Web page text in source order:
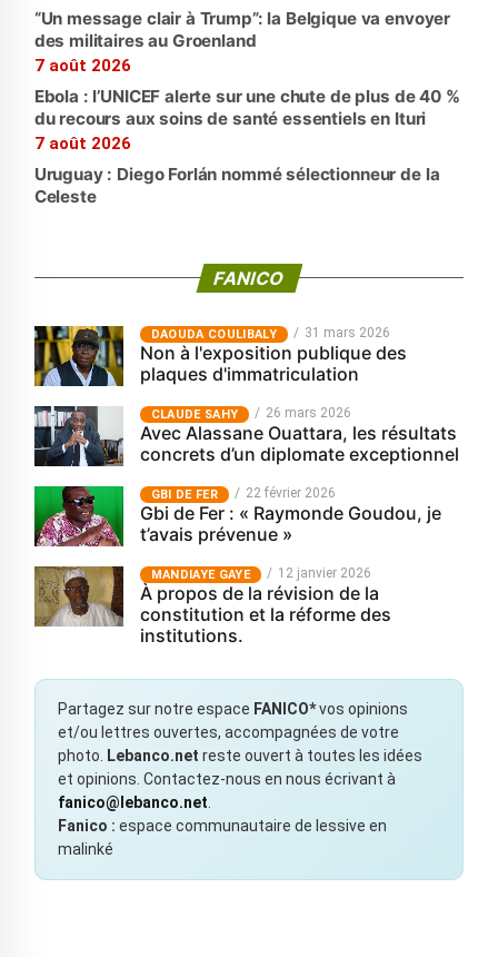
“Un message clair à Trump”: la Belgique va envoyer
des militaires au Groenland
7 août 2026
Ebola : l’UNICEF alerte sur une chute de plus de 40 %
du recours aux soins de santé essentiels en Ituri
7 août 2026
Uruguay : Diego Forlán nommé sélectionneur de la
Celeste
FANICO
‎DAOUDA COULIBALY 31 mars 2026
Non à l'exposition publique des
plaques d'immatriculation
CLAUDE SAHY 26 mars 2026
Avec Alassane Ouattara, les résultats
concrets d’un diplomate exceptionnel
GBI DE FER 22 février 2026
Gbi de Fer : « Raymonde Goudou, je
t’avais prévenue »
MANDIAYE GAYE 12 janvier 2026
À propos de la révision de la
constitution et la réforme des
institutions.
Partagez sur notre espace FANICO*vos opinions
et/ou lettres ouvertes, accompagnées de votre
photo.
Lebanco.net reste ouvert à toutes les idées
et opinions. Contactez-nous en nous écrivant à
fanico@lebanco.net
Fanico : espace communautaire de lessive en
malinké